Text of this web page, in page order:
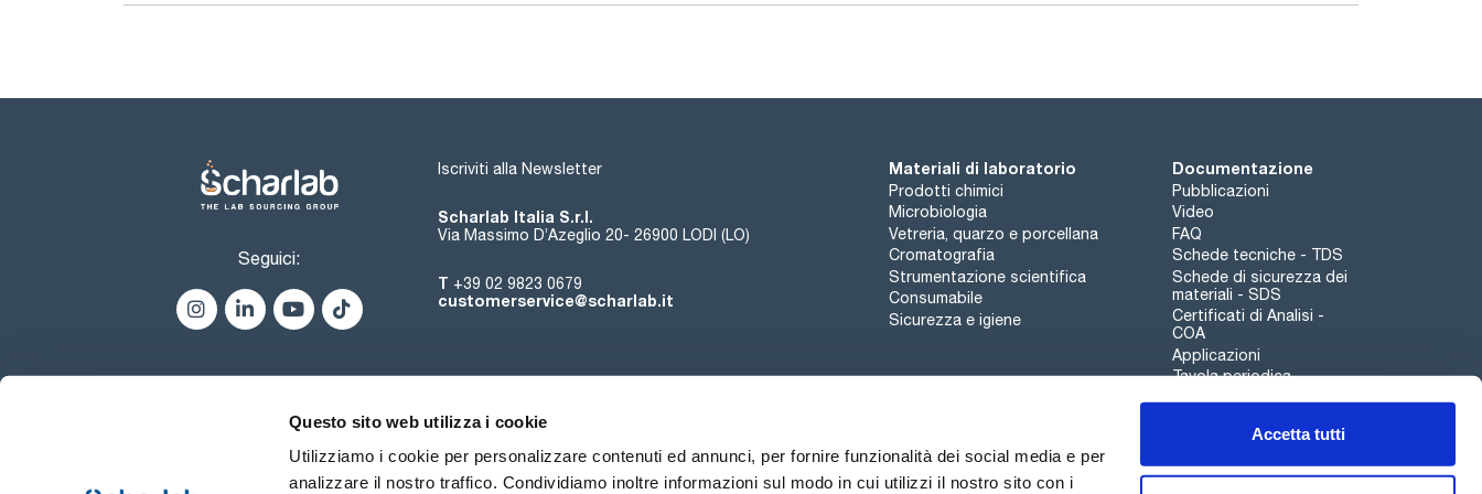
Questo sito web utilizza i cookie
Utilizziamo i cookie per personalizzare contenuti ed annunci, per fornire funzionalità dei social media e per
analizzare il nostro traffico. Condividiamo inoltre informazioni sul modo in cui utilizzi il nostro sito con i
Accetta tutti
Metconazole 100ug/ml [125116-23-6]
Tebuconazole 100ug/ml [107534-96-3]
Triticonazole 100ug/ml [131983-72-7]
Seguici:
Iscriviti alla Newsletter
Scharlab Italia S.r.l.
Via Massimo D’Azeglio 20- 26900 LODI (LO)
T +39 02 9823 0679
customerservice@scharlab.it
Materiali di laboratorio
Prodotti chimici
Microbiologia
Vetreria, quarzo e porcellana
Cromatografia
Strumentazione scientifica
Consumabile
Sicurezza e igiene
Documentazione
Pubblicazioni
Video
FAQ
Schede tecniche - TDS
Schede di sicurezza dei
materiali - SDS
Certificati di Analisi -
COA
Applicazioni
Tavola periodica
Canale di segnalazioni